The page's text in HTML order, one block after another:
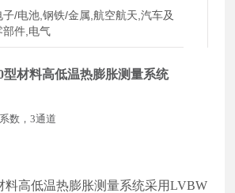
子/电池,钢铁/金属,航空航天,汽车及
部件,电气
型材料高低温热膨胀测量系统
数，3通道
高低温热膨胀测量系统采用LVBW